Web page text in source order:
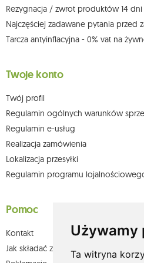
Używamy
Ta witryna
Więcej informacji: www.mouton.pl/ODO
Rezygnacja / zwrot produktów 14 dni
Najczęściej zadawane pytania przed
Tarcza antyinflacyjna - 0% vat na
Twoje konto
Twój profil
Regulamin ogólnych warunków
Regulamin e-usług
Realizacja zamówienia
Lokalizacja przesyłki
Regulamin programu
Pomoc
Kontakt
Jak składać zamówienia w sklepie